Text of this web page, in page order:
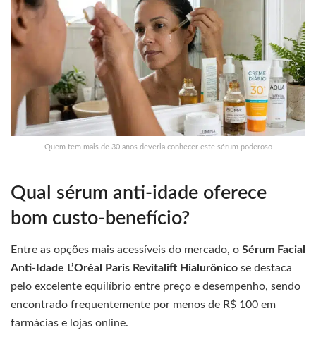
Quem tem mais de 30 anos deveria conhecer este sérum poderoso
Qual sérum anti-idade oferece
bom custo-benefício?
Entre as opções mais acessíveis do mercado, o Sérum Facial
Anti-Idade L’Oréal Paris Revitalift Hialurônico se destaca
pelo excelente equilíbrio entre preço e desempenho, sendo
encontrado frequentemente por menos de R$ 100 em
farmácias e lojas online.